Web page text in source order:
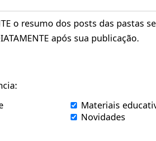
o resumo dos posts das pastas
após sua publicação.
Materiais
Novidades